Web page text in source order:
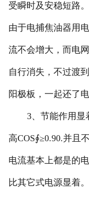
受瞬时及安稳短路
由于电捕焦油器用
流不会增大，而电
自行消失，不过渡
阳极板，一起还了电
3、节能作用显
高COS∮≥0.90.并且
电流基本上都是的
比其它式电源显着。